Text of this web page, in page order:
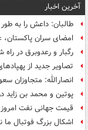
آخرین اخبار
طالبان: داعش را به
امضای سران پاکستان،
رگبار و رعدوبرق در
تصاویر جدید از
انصارالله: متجاوزان
پوتین و محمد بن زاید
قیمت جهانی نفت امروز ۱۶ مرداد
اشکال بزرگ فوتبال ما